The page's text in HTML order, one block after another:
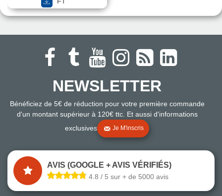
NEWSLETTER
Bénéficiez de 5€ de réduction pour votre première commande
d'un montant supérieur à 120€ ttc. Et aussi d'informations
exclusives
Je M'inscris
AVIS (GOOGLE + AVIS VÉRIFIÉS)
4.8 / 5 sur + de 5000 avis